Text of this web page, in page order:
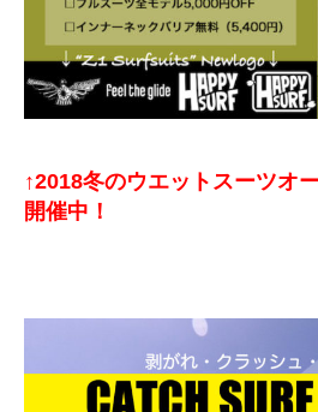
↑2018冬のウエットスーツオ
開催中！